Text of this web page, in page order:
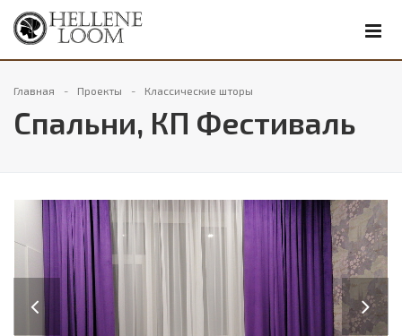
Главная Проекты Классические шторы
Спальни, КП Фестиваль
Next